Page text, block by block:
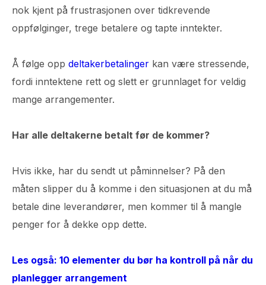
nok kjent på frustrasjonen over tidkrevende
oppfølginger, trege betalere og tapte inntekter.
Å følge opp deltakerbetalinger kan være stressende,
fordi inntektene rett og slett er grunnlaget for veldig
mange arrangementer.
Har alle deltakerne betalt før de kommer?
Hvis ikke, har du sendt ut påminnelser? På den
måten slipper du å komme i den situasjonen at du må
betale dine leverandører, men kommer til å mangle
penger for å dekke opp dette.
Les også: 10 elementer du bør ha kontroll på når du
planlegger arrangement